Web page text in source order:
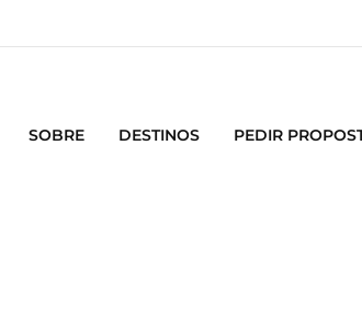
SOBRE DESTINOS PEDIR